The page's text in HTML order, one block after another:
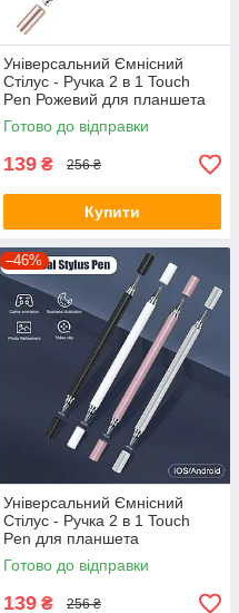
Універсальний Ємнісний
Стілус - Ручка 2 в 1 Touch
Pen Рожевий для планшета
сенсорного екрану
Готово до відправки
139 ₴ 256 ₴
Купити
–46%
Універсальний Ємнісний
Стілус - Ручка 2 в 1 Touch
Pen для планшета
сенсорного екрану
Готово до відправки
139 ₴ 256 ₴